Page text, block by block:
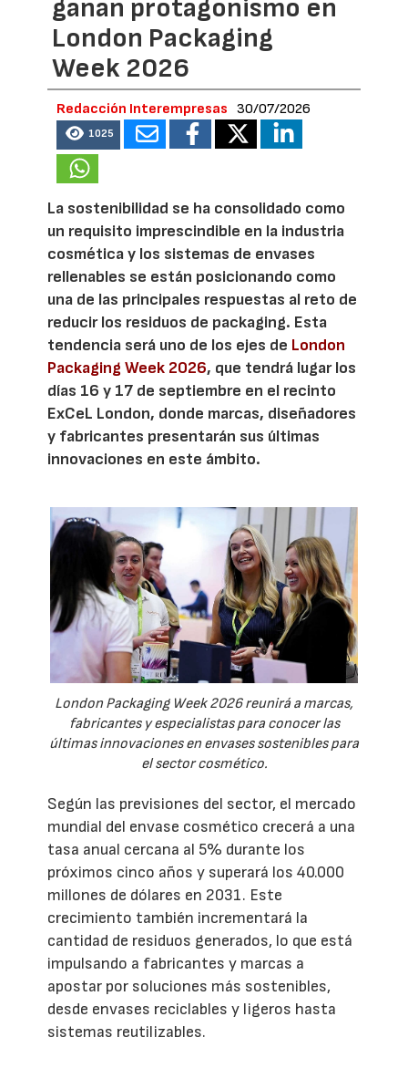
ganan protagonismo en
London Packaging
Week 2026
Redacción Interempresas 30/07/2026
1025
La sostenibilidad se ha consolidado como
un requisito imprescindible en la industria
cosmética y los sistemas de envases
rellenables se están posicionando como
una de las principales respuestas al reto de
reducir los residuos de packaging. Esta
tendencia será uno de los ejes de London
Packaging Week 2026, que tendrá lugar los
días 16 y 17 de septiembre en el recinto
ExCeL London, donde marcas, diseñadores
y fabricantes presentarán sus últimas
innovaciones en este ámbito.
London Packaging Week 2026 reunirá a marcas,
fabricantes y especialistas para conocer las
últimas innovaciones en envases sostenibles para
el sector cosmético.
Según las previsiones del sector, el mercado
mundial del envase cosmético crecerá a una
tasa anual cercana al 5% durante los
próximos cinco años y superará los 40.000
millones de dólares en 2031. Este
crecimiento también incrementará la
cantidad de residuos generados, lo que está
impulsando a fabricantes y marcas a
apostar por soluciones más sostenibles,
desde envases reciclables y ligeros hasta
sistemas reutilizables.